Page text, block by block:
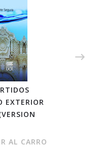
EXTERIOR
AL CARRO